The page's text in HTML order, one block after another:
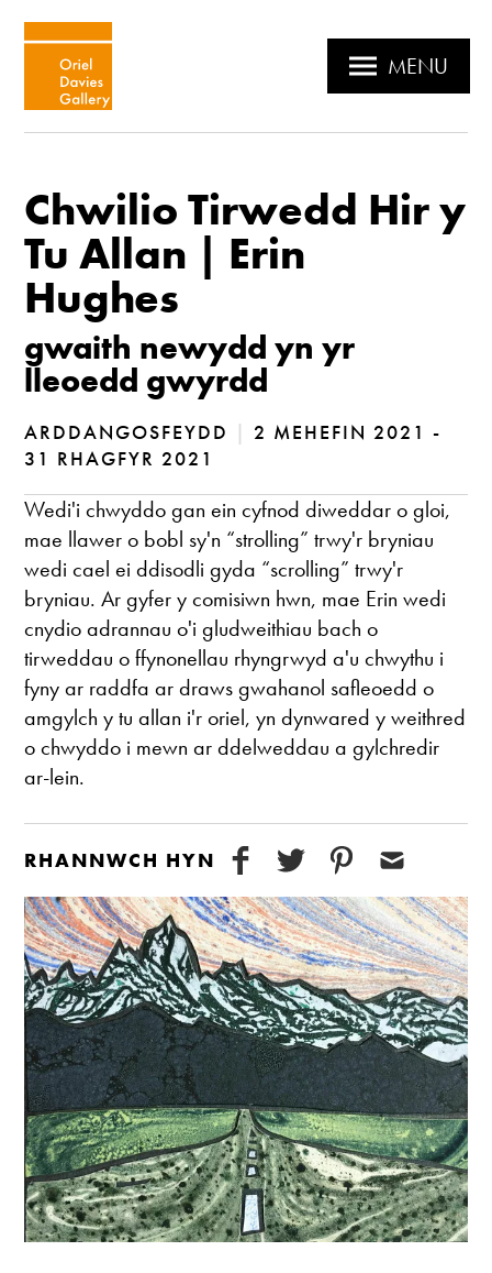
MENU
Chwilio Tirwedd Hir y
Tu Allan | Erin
Hughes
gwaith newydd yn yr
lleoedd gwyrdd
ARDDANGOSFEYDD | 2 MEHEFIN 2021 -
31 RHAGFYR 2021
Wedi'i chwyddo gan ein cyfnod diweddar o gloi,
mae llawer o bobl sy'n “strolling” trwy'r bryniau
wedi cael ei ddisodli gyda “scrolling” trwy'r
bryniau. Ar gyfer y comisiwn hwn, mae Erin wedi
cnydio adrannau o'i gludweithiau bach o
tirweddau o ffynonellau rhyngrwyd a'u chwythu i
fyny ar raddfa ar draws gwahanol safleoedd o
amgylch y tu allan i'r oriel, yn dynwared y weithred
o chwyddo i mewn ar ddelweddau a gylchredir
ar-lein.
RHANNWCH HYN